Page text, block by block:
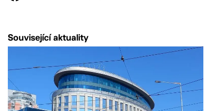
Související aktuality